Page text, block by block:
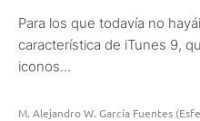
Para los que todavía no
característica de iTunes 9,
iconos...
M. Alejandro W. García Fuentes